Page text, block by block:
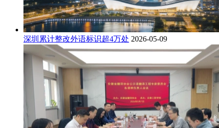
深圳累计整改外语标识超4万处 2026-05-09